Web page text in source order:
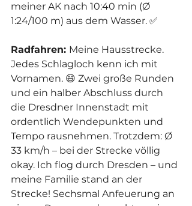
meiner AK nach 10:40 min (Ø
1:24/100 m) aus dem Wasser. ✅
Radfahren: Meine Hausstrecke.
Jedes Schlagloch kenn ich mit
Vornamen. 😄 Zwei große Runden
und ein halber Abschluss durch
die Dresdner Innenstadt mit
ordentlich Wendepunkten und
Tempo rausnehmen. Trotzdem: Ø
33 km/h – bei der Strecke völlig
okay. Ich flog durch Dresden – und
meine Familie stand an der
Strecke! Sechsmal Anfeuerung an